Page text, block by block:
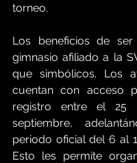
torneo.
Los beneficios de
gimnasio afiliado a la
que simbólicos. Los
cuentan con acceso
registro entre el
septiembre,
periodo oficial del 6 al
Esto les permite